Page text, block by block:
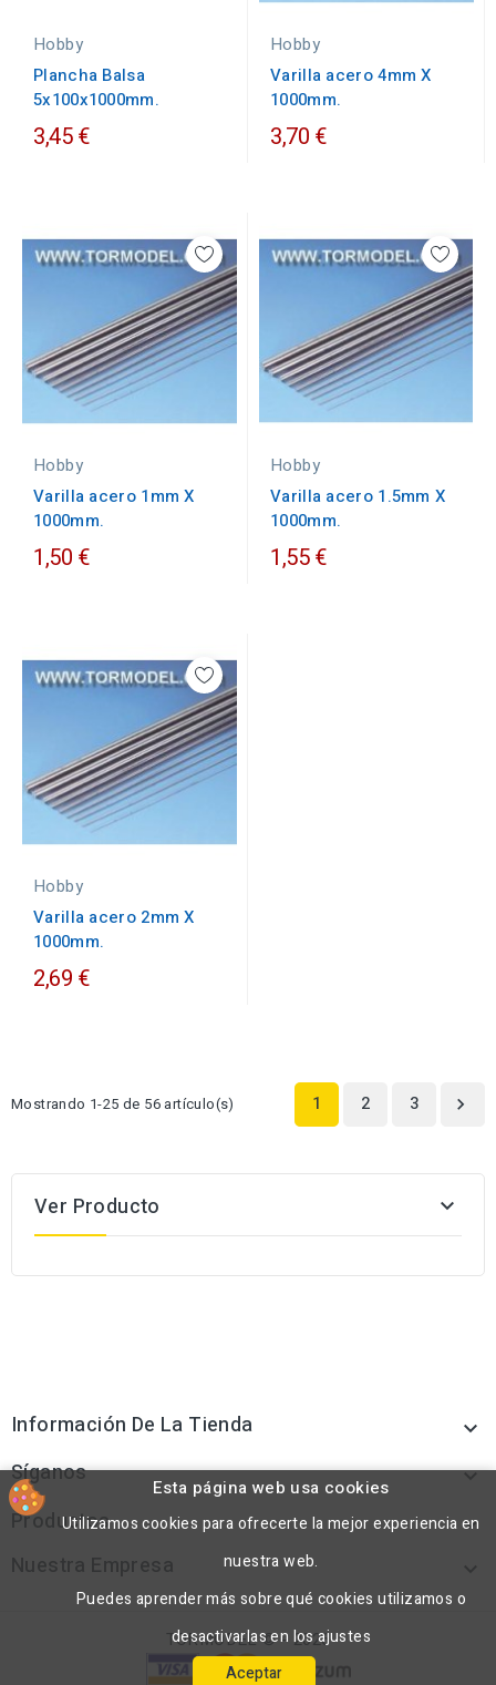
Hobby
Plancha Balsa
5x100x1000mm.
3,45 €
Hobby
Varilla acero 4mm X
1000mm.
3,70 €
Hobby
Varilla acero 1mm X
1000mm.
1,50 €
Hobby
Varilla acero 1.5mm X
1000mm.
1,55 €
Hobby
Varilla acero 2mm X
1000mm.
2,69 €
Mostrando 1-25 de 56 artículo(s) 1 2 3 
Ver Producto 
Información De La Tienda 
Síganos 
Productos 
Nuestra Empresa 
Esta página web usa cookies
Utilizamos cookies para ofrecerte la mejor experiencia en
nuestra web.
Puedes aprender más sobre qué cookies utilizamos o
desactivarlas en los ajustes
Aceptar
TORMODEL © - 2026